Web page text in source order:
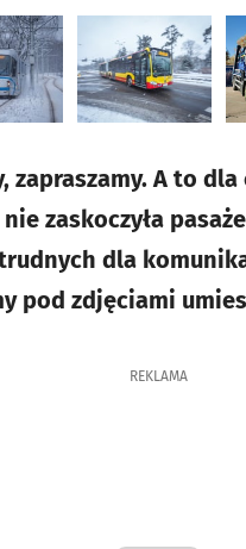
A to
zaskoczyła
dla
pod zdjęciami
REKLAMA